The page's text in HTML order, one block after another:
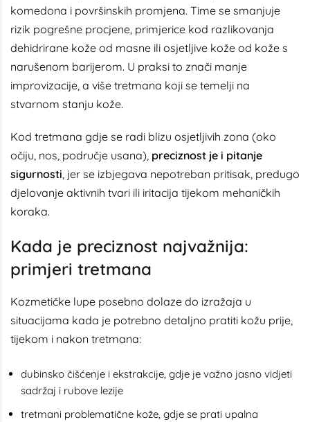
komedona i površinskih promjena. Time se smanjuje
rizik pogrešne procjene, primjerice kod razlikovanja
dehidrirane kože od masne ili osjetljive kože od kože s
narušenom barijerom. U praksi to znači manje
improvizacije, a više tretmana koji se temelji na
stvarnom stanju kože.
Kod tretmana gdje se radi blizu osjetljivih zona (oko
očiju, nos, područje usana), preciznost je i pitanje
sigurnosti, jer se izbjegava nepotreban pritisak, predugo
djelovanje aktivnih tvari ili iritacija tijekom mehaničkih
koraka.
Kada je preciznost najvažnija:
primjeri tretmana
Kozmetičke lupe posebno dolaze do izražaja u
situacijama kada je potrebno detaljno pratiti kožu prije,
tijekom i nakon tretmana:
dubinsko čišćenje i ekstrakcije, gdje je važno jasno vidjeti
sadržaj i rubove lezije
tretmani problematične kože, gdje se prati upalna